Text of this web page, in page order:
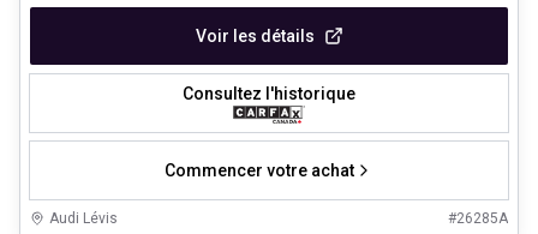
Voir les détails
Consultez l'historique
Commencer votre achat
Audi Lévis #26285A